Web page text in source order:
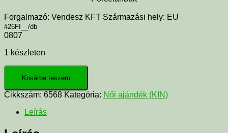
Forgalmazó: Vendesz KFT Származási hely: EU
#26FI__/db
0807
1 készleten
Kosárba teszem
Cikkszám: 6568 Kategória: Női ajándék (KIN)
Leírás